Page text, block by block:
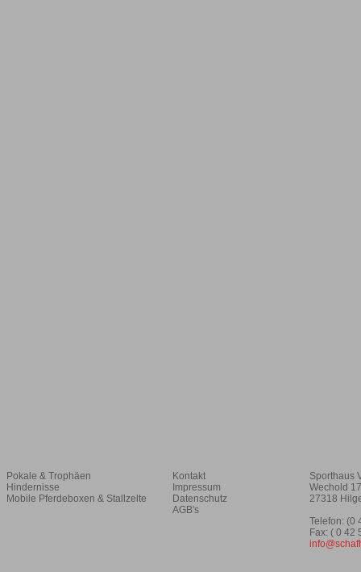
Pokale & Trophäen
Hindernisse
Mobile Pferdeboxen & Stallzelte
Kontakt
Impressum
Datenschutz
AGB's
Sporthaus
Wechold
27318
Telefon: (0
Fax: ( 0 42